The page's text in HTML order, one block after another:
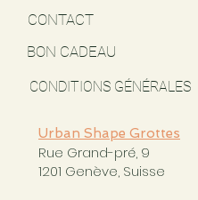
CONTACT
BON CADEAU
CONDITIONS GÉNÉRALES
Urban Shape Grottes
Rue Grand-pré, 9
1201 Genève, Suisse